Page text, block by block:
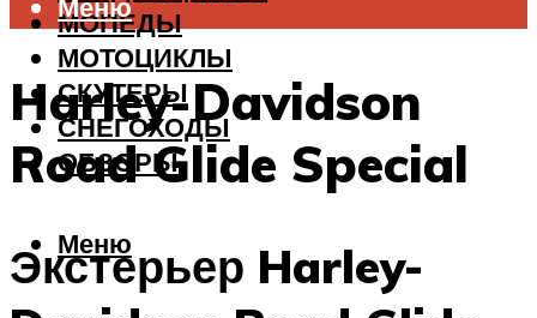
МОПЕДЫ
МОТОЦИКЛЫ
СКУТЕРЫ
СНЕГОХОДЫ
ОБЗОРЫ
Меню
Harley-Davidson
Road Glide Special
Экстерьер Harley-